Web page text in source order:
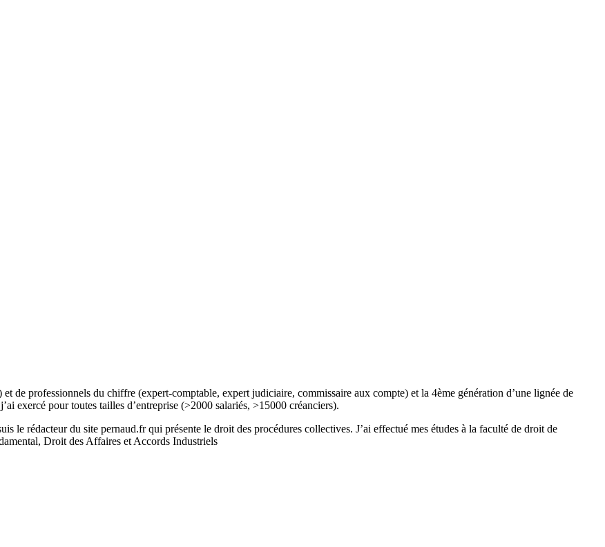
de professionnels du chiffre (expert-comptable, expert judiciaire, commissaire aux compte) et la 4ème génération d’une lignée de
exercé pour toutes tailles d’entreprise (>2000 salariés, >15000 créanciers).
le rédacteur du site pernaud.fr qui présente le droit des procédures collectives. J’ai effectué mes études à la faculté de droit de
Droit des Affaires et Accords Industriels